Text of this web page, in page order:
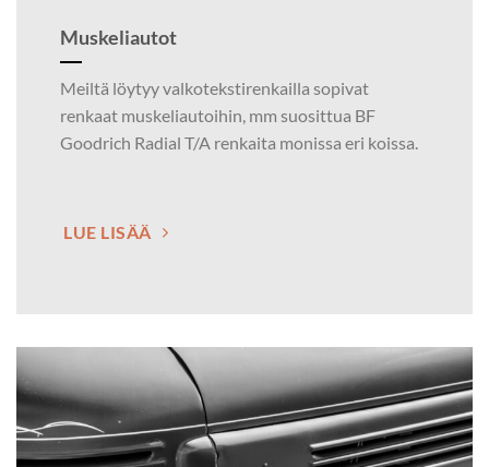
Muskeliautot
Meiltä löytyy valkotekstirenkailla sopivat
renkaat muskeliautoihin, mm suosittua BF
Goodrich Radial T/A renkaita monissa eri koissa.
LUE LISÄÄ